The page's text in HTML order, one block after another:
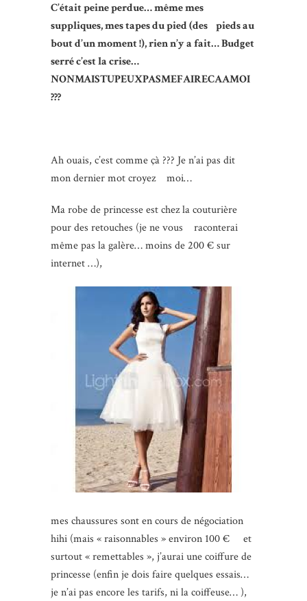
C’était peine perdue… même mes
suppliques, mes tapes du pied (des pieds au
bout d’un moment !), rien n’y a fait… Budget
serré c’est la crise…
NONMAISTUPEUXPASMEFAIRECAAMOI
???
Ah ouais, c’est comme çà ??? Je n’ai pas dit
mon dernier mot croyez moi…
Ma robe de princesse est chez la couturière
pour des retouches (je ne vous raconterai
même pas la galère… moins de 200 € sur
internet …),
mes chaussures sont en cours de négociation
hihi (mais « raisonnables » environ 100 € et
surtout « remettables », j’aurai une coiffure de
princesse (enfin je dois faire quelques essais…
je n’ai pas encore les tarifs, ni la coiffeuse… ),